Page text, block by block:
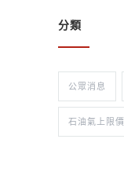
分類
公眾消息
石油氣上限